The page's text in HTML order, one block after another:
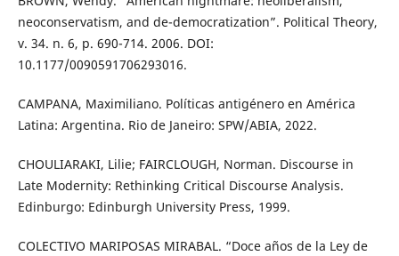
neoconservatism, and de-democratization”. Political Theory,
v. 34. n. 6, p. 690-714. 2006. DOI:
10.1177/0090591706293016.
CAMPANA, Maximiliano. Políticas antigénero en América
Latina: Argentina. Rio de Janeiro: SPW/ABIA, 2022.
CHOULIARAKI, Lilie; FAIRCLOUGH, Norman. Discourse in
Late Modernity: Rethinking Critical Discourse Analysis.
Edinburgo: Edinburgh University Press, 1999.
COLECTIVO MARIPOSAS MIRABAL. “Doce años de la Ley de